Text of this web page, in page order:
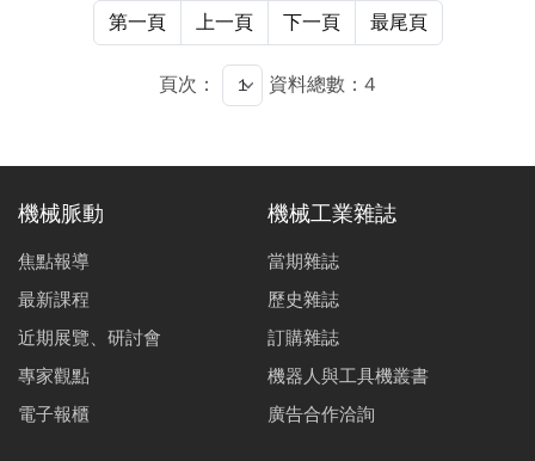
報導過最高的輸出功率。
第一頁 上一頁 下一頁 最尾頁
頁次： 資料總數：4
機械脈動
焦點報導
最新課程
近期展覽、研討會
專家觀點
電子報櫃
機械工業雜誌
當期雜誌
歷史雜誌
訂購雜誌
機器人與工具機叢書
廣告合作洽詢